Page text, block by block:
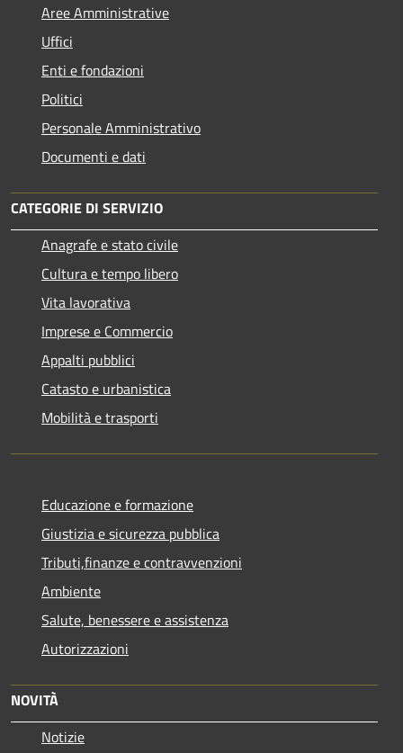
Aree Amministrative
Uffici
Enti e fondazioni
Politici
Personale Amministrativo
Documenti e dati
CATEGORIE DI SERVIZIO
Anagrafe e stato civile
Cultura e tempo libero
Vita lavorativa
Imprese e Commercio
Appalti pubblici
Catasto e urbanistica
Mobilità e trasporti
Educazione e formazione
Giustizia e sicurezza pubblica
Tributi,finanze e contravvenzioni
Ambiente
Salute, benessere e assistenza
Autorizzazioni
NOVITÀ
Notizie